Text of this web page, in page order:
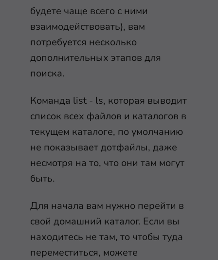
будете чаще всего с ними
взаимодействовать), вам
потребуется несколько
дополнительных этапов для
поиска.
Команда list - ls, которая выводит
список всех файлов и каталогов в
текущем каталоге, по умолчанию
не показывает дотфайлы, даже
несмотря на то, что они там могут
быть.
Для начала вам нужно перейти в
свой домашний каталог. Если вы
находитесь не там, то чтобы туда
переместиться, можете